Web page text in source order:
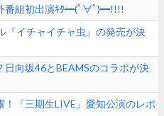
番組初出演ｷﾀ━(ﾟ∀ﾟ)━!!!!
『イチャイチャ虫』の発売が決
日向坂46とBEAMSのコラボが決
！『三期生LIVE』愛知公演のレポ